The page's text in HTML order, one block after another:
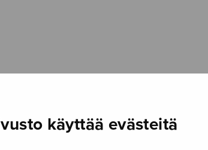
käyttää evästeitä